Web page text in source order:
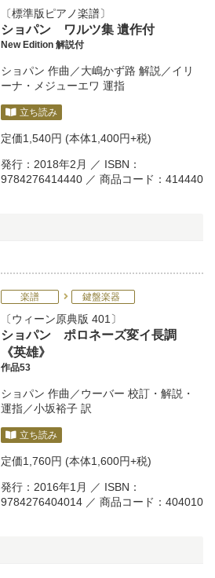
標準版ピアノ楽譜
ショパン ワルツ集 遺作付
New Edition 解説付
ショパン 作曲／大嶋かず路 解説／イリ
ーナ・メジューエワ 運指
立ち読み
定価1,540円 (本体1,400円+税)
発行：2018年2月 ／ ISBN：
9784276414440 ／ 商品コード：414440
楽譜 鍵盤楽器
ウィーン原典版 401
ショパン ポロネーズ変イ長調
《英雄》
作品53
ショパン 作曲／ウーバー 校訂・解説・
運指／小坂裕子 訳
立ち読み
定価1,760円 (本体1,600円+税)
発行：2016年1月 ／ ISBN：
9784276404014 ／ 商品コード：404010